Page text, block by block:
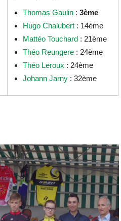
Thomas Gaulin :3ème
Hugo Chalubert : 14ème
Mattéo Touchard : 21ème
Théo Reungere : 24ème
Théo Leroux : 24ème
Johann Jarny : 32ème